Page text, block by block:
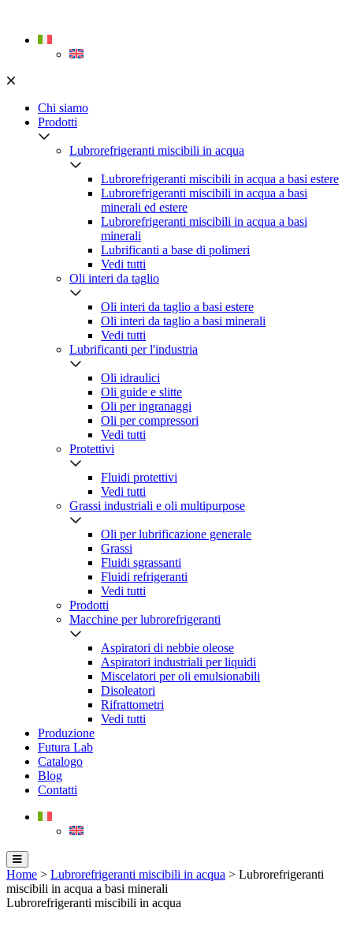
content
Chi siamo
Prodotti
Lubrorefrigeranti miscibili in acqua
Lubrorefrigeranti miscibili in acqua a basi estere
Lubrorefrigeranti miscibili in acqua a basi
minerali ed estere
Lubrorefrigeranti miscibili in acqua a basi
minerali
Lubrificanti a base di polimeri
Vedi tutti
Oli interi da taglio
Oli interi da taglio a basi estere
Oli interi da taglio a basi minerali
Vedi tutti
Lubrificanti per l'industria
Oli idraulici
Oli guide e slitte
Oli per ingranaggi
Oli per compressori
Vedi tutti
Protettivi
Fluidi protettivi
Vedi tutti
Grassi industriali e oli multipurpose
Oli per lubrificazione generale
Grassi
Fluidi sgrassanti
Fluidi refrigeranti
Vedi tutti
Prodotti
Macchine per lubrorefrigeranti
Aspiratori di nebbie oleose
Aspiratori industriali per liquidi
Miscelatori per oli emulsionabili
Disoleatori
Rifrattometri
Vedi tutti
Produzione
Futura Lab
Catalogo
Blog
Contatti
Home > Lubrorefrigeranti miscibili in acqua > Lubrorefrigeranti
miscibili in acqua a basi minerali
Lubrorefrigeranti miscibili in acqua